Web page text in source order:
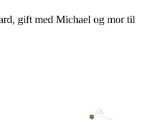
gift med Michael og mor til